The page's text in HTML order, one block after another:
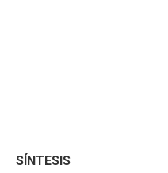
SÍNTESIS